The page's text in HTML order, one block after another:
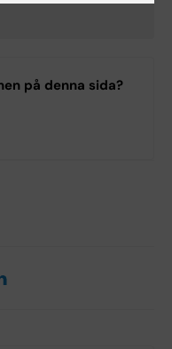
på denna sida?